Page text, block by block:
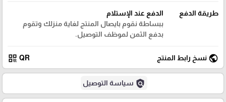
طريقة الدفع
الدفع عند الإستلام
ببساطة نقوم بايصال المنتج لغاية منزلك وتقوم
بدفع الثمن لموظف التوصيل.
public نسخ رابط المنتج QR
qr_code
policy سياسة التوصيل